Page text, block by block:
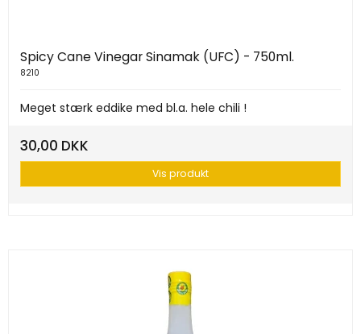
Spicy Cane Vinegar Sinamak (UFC) - 750ml.
8210
Meget stærk eddike med bl.a. hele chili !
30,00 DKK
Vis produkt